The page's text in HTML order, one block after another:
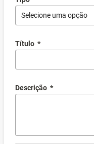
Selecione uma opção
Título *
Descrição *